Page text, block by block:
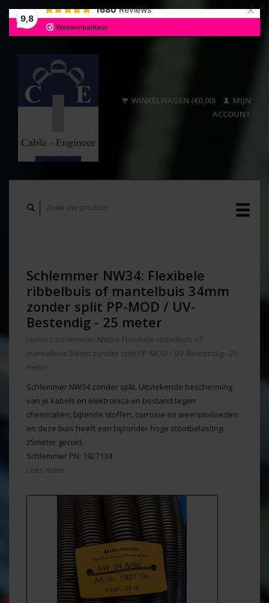
9,8
1680 Reviews ×
WINKELWAGEN (€0,00)
MIJN
ACCOUNT
Schlemmer NW34: Flexibele
ribbelbuis of mantelbuis 34mm
zonder split PP-MOD / UV-
Bestendig - 25 meter
Home / Schlemmer NW34: Flexibele ribbelbuis of
mantelbuis 34mm zonder split PP-MOD / UV-Bestendig - 25
meter
Schlemmer NW34 zonder split. Uitstekende bescherming
van je kabels en elektronica en bestand tegen
chemicaliën, bijtende stoffen, corrosie en weersinvloeden
en deze buis heeft een bijzonder hoge stootbelasting-
25meter gerold.
Schlemmer PN: 1927134
Lees meer...